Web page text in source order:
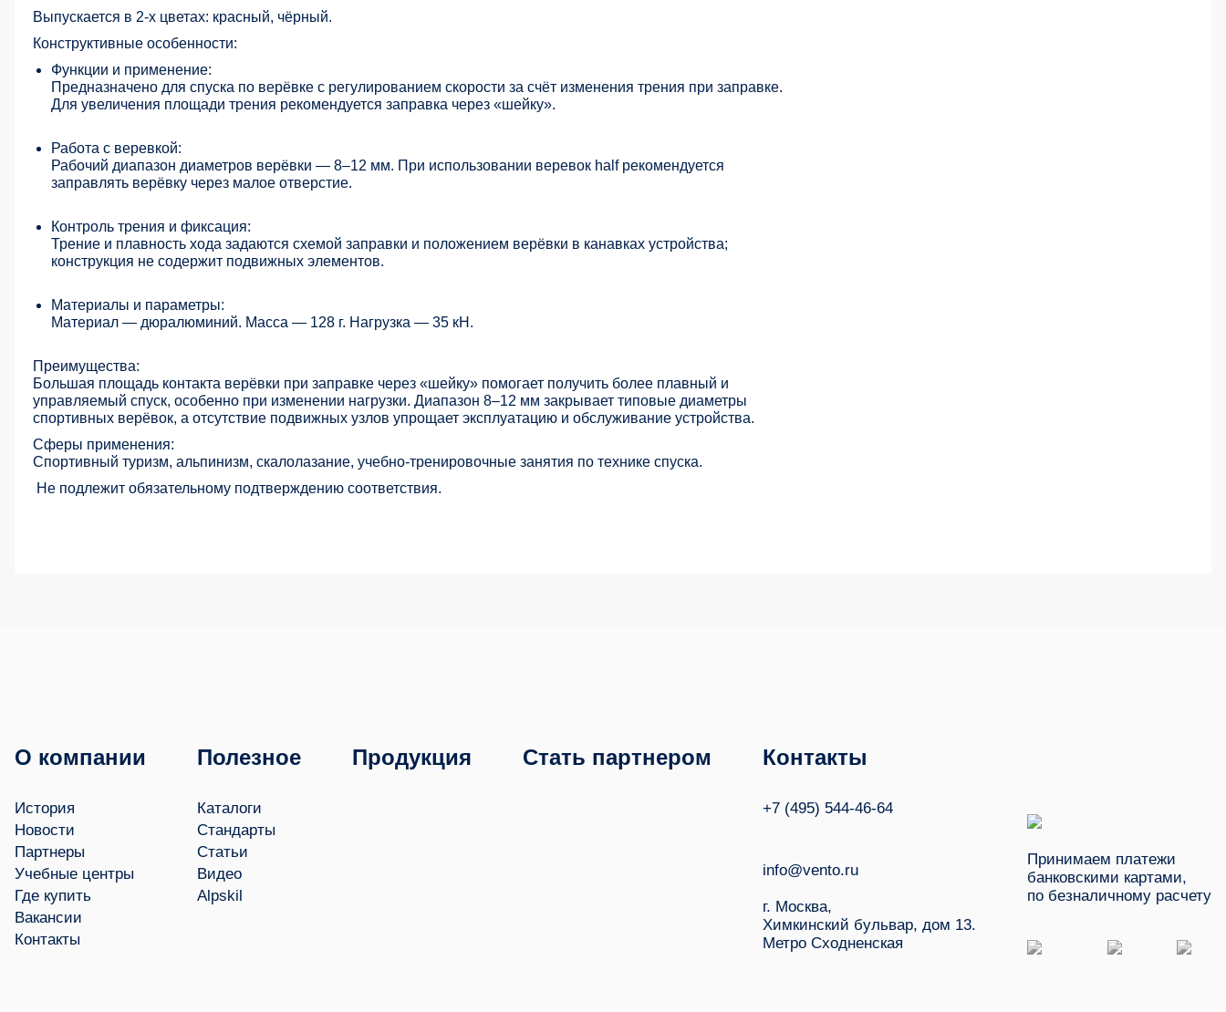
Выпускается в 2-х цветах: красный, чёрный.
Конструктивные особенности:
Функции и применение:
Предназначено для спуска по верёвке с регулированием скорости за счёт изменения трения при заправке.
Для увеличения площади трения рекомендуется заправка через «шейку».
Работа с веревкой:
Рабочий диапазон диаметров верёвки — 8–12 мм. При использовании веревок half рекомендуется
заправлять верёвку через малое отверстие.
Контроль трения и фиксация:
Трение и плавность хода задаются схемой заправки и положением верёвки в канавках устройства;
конструкция не содержит подвижных элементов.
Материалы и параметры:
Материал — дюралюминий. Масса — 128 г. Нагрузка — 35 кН.
Преимущества:
Большая площадь контакта верёвки при заправке через «шейку» помогает получить более плавный и
управляемый спуск, особенно при изменении нагрузки. Диапазон 8–12 мм закрывает типовые диаметры
спортивных верёвок, а отсутствие подвижных узлов упрощает эксплуатацию и обслуживание устройства.
Сферы применения:
Спортивный туризм, альпинизм, скалолазание, учебно-тренировочные занятия по технике спуска.
Не подлежит обязательному подтверждению соответствия.
О компании
История
Новости
Партнеры
Учебные центры
Где купить
Вакансии
Контакты
Полезное
Каталоги
Стандарты
Статьи
Видео
Alpskil
Продукция Стать партнером Контакты
+7 (495) 544-46-64
info@vento.ru
г. Москва,
Химкинский бульвар, дом 13.
Метро Сходненская
Принимаем платежи
банковскими картами,
по безналичному расчету